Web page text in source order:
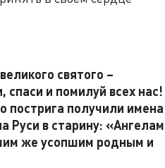
святого –
и помилуй всех нас!
пострига получили имена
Руси в старину: «Ангелам
же усопшим родным и